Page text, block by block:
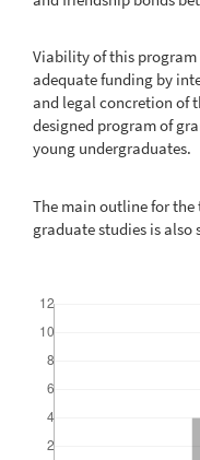
Viability of this program
adequate funding by
and legal concretion of
designed program of
young undergraduates.
The main outline for
graduate studies is also